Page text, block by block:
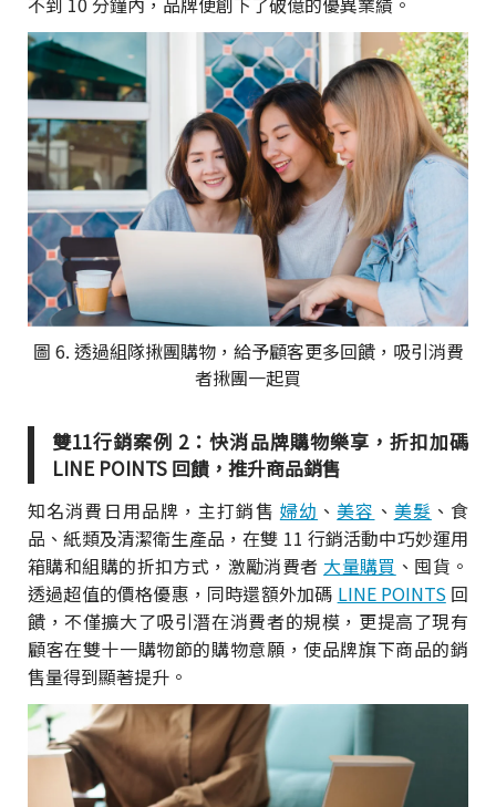
圖 6. 透過組隊揪團購物，給予顧客更多回饋，吸引消費
者揪團一起買
雙11行銷案例 2：快消品牌購物樂享，折扣加碼
LINE POINTS 回饋，推升商品銷售
知名消費日用品牌，主打銷售 婦幼 、 美容 、 美髮 、食
品、紙類及清潔衛生產品，在雙 11 行銷活動中巧妙運用
箱購和組購的折扣方式，激勵消費者 大量購買 、囤貨。
透過超值的價格優惠，同時還額外加碼 LINE POINTS回
饋，不僅擴大了吸引潛在消費者的規模，更提高了現有
顧客在雙十一購物節的購物意願，使品牌旗下商品的銷
售量得到顯著提升。